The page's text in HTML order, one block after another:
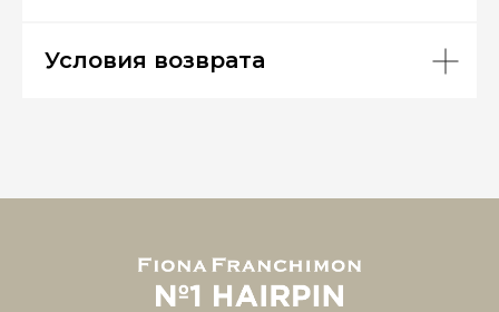
Условия возврата